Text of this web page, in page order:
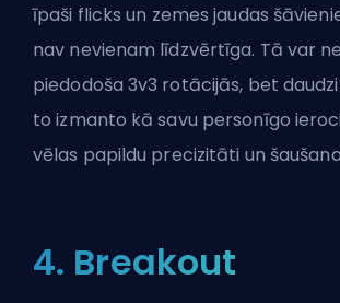
īpaši flicks un zemes jaudas
nav nevienam līdzvērtīga. Tā var
piedodoša 3v3 rotācijās, bet
to izmanto kā savu personīgo
vēlas papildu precizitāti un
4. Breakout